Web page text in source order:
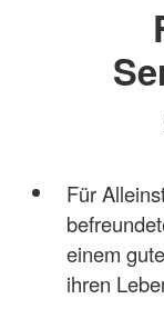
Für
einem
ihren